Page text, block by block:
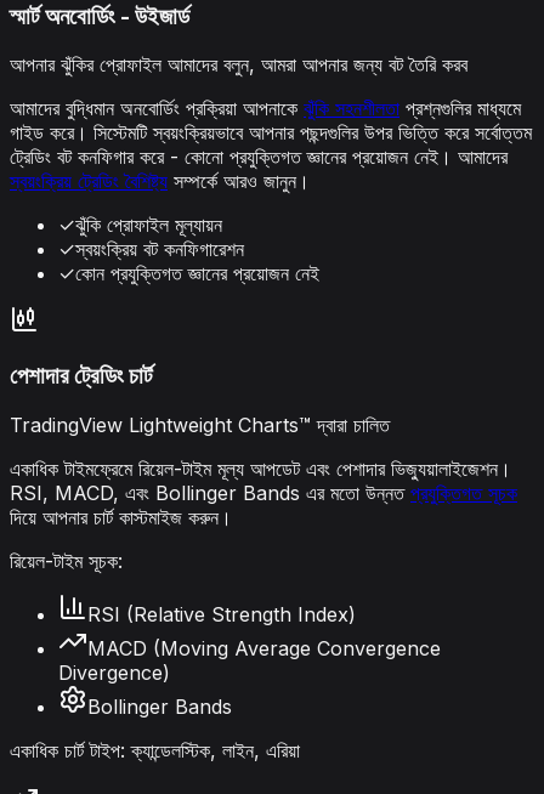
স্মার্ট অনবোর্ডিং - উইজার্ড
আপনার ঝুঁকির প্রোফাইল আমাদের বলুন, আমরা আপনার জন্য বট তৈরি করব
আমাদের বুদ্ধিমান অনবোর্ডিং প্রক্রিয়া আপনাকে ঝুঁকি সহনশীলতা প্রশ্নগুলির মাধ্যমে
গাইড করে। সিস্টেমটি স্বয়ংক্রিয়ভাবে আপনার পছন্দগুলির উপর ভিত্তি করে সর্বোত্তম
ট্রেডিং বট কনফিগার করে - কোনো প্রযুক্তিগত জ্ঞানের প্রয়োজন নেই। আমাদের
স্বয়ংক্রিয় ট্রেডিং বৈশিষ্ট্য সম্পর্কে আরও জানুন।
✓ঝুঁকি প্রোফাইল মূল্যায়ন
✓স্বয়ংক্রিয় বট কনফিগারেশন
✓কোন প্রযুক্তিগত জ্ঞানের প্রয়োজন নেই
পেশাদার ট্রেডিং চার্ট
TradingView Lightweight Charts™ দ্বারা চালিত
একাধিক টাইমফ্রেমে রিয়েল-টাইম মূল্য আপডেট এবং পেশাদার ভিজ্যুয়ালাইজেশন।
RSI, MACD, এবং Bollinger Bands এর মতো উন্নত প্রযুক্তিগত সূচক
দিয়ে আপনার চার্ট কাস্টমাইজ করুন।
রিয়েল-টাইম সূচক:
RSI (Relative Strength Index)
MACD (Moving Average Convergence
Divergence)
Bollinger Bands
একাধিক চার্ট টাইপ: ক্যান্ডেলস্টিক, লাইন, এরিয়া